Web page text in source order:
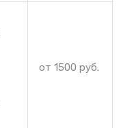
от 1500 руб.